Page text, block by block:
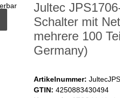
Jultec
Schalter mit
mehrere 100
Germany)
Artikelnummer:
GTIN: 4250883430494